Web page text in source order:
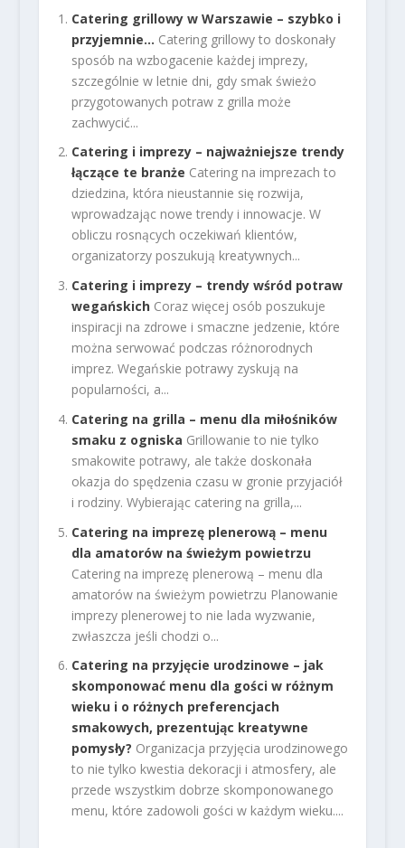
Catering grillowy w Warszawie – szybko i
przyjemnie… Catering grillowy to doskonały
sposób na wzbogacenie każdej imprezy,
szczególnie w letnie dni, gdy smak świeżo
przygotowanych potraw z grilla może
zachwycić...
Catering i imprezy – najważniejsze trendy
łączące te branże Catering na imprezach to
dziedzina, która nieustannie się rozwija,
wprowadzając nowe trendy i innowacje. W
obliczu rosnących oczekiwań klientów,
organizatorzy poszukują kreatywnych...
Catering i imprezy – trendy wśród potraw
wegańskich Coraz więcej osób poszukuje
inspiracji na zdrowe i smaczne jedzenie, które
można serwować podczas różnorodnych
imprez. Wegańskie potrawy zyskują na
popularności, a...
Catering na grilla – menu dla miłośników
smaku z ogniska Grillowanie to nie tylko
smakowite potrawy, ale także doskonała
okazja do spędzenia czasu w gronie przyjaciół
i rodziny. Wybierając catering na grilla,...
Catering na imprezę plenerową – menu
dla amatorów na świeżym powietrzu
Catering na imprezę plenerową – menu dla
amatorów na świeżym powietrzu Planowanie
imprezy plenerowej to nie lada wyzwanie,
zwłaszcza jeśli chodzi o...
Catering na przyjęcie urodzinowe – jak
skomponować menu dla gości w różnym
wieku i o różnych preferencjach
smakowych, prezentując kreatywne
pomysły? Organizacja przyjęcia urodzinowego
to nie tylko kwestia dekoracji i atmosfery, ale
przede wszystkim dobrze skomponowanego
menu, które zadowoli gości w każdym wieku....